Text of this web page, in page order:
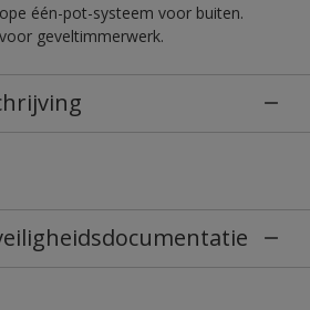
één-pot-systeem voor buiten.
geveltimmerwerk.